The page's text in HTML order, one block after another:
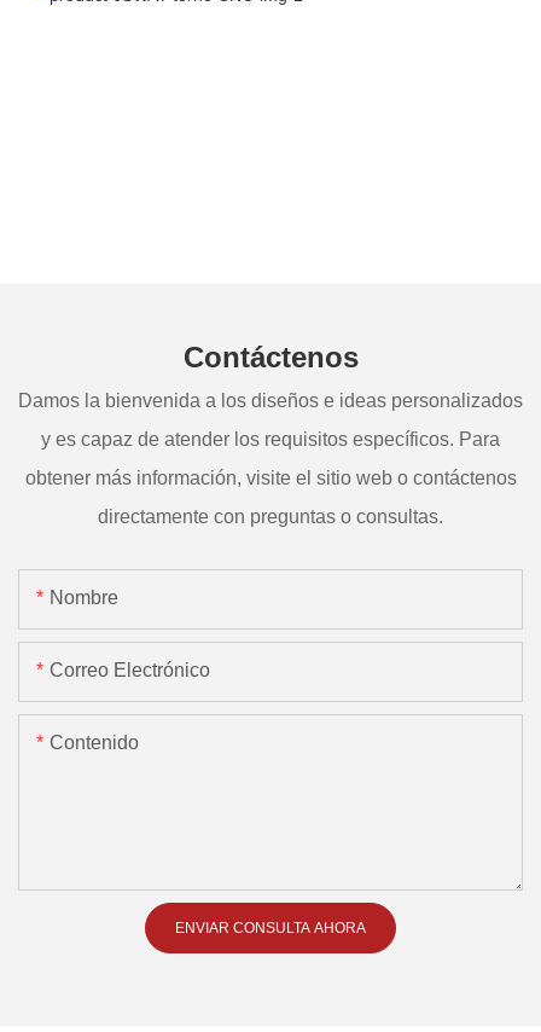
Contáctenos
Damos la bienvenida a los diseños e ideas personalizados
y es capaz de atender los requisitos específicos. Para
obtener más información, visite el sitio web o contáctenos
directamente con preguntas o consultas.
Nombre
Correo Electrónico
Contenido
ENVIAR CONSULTA AHORA